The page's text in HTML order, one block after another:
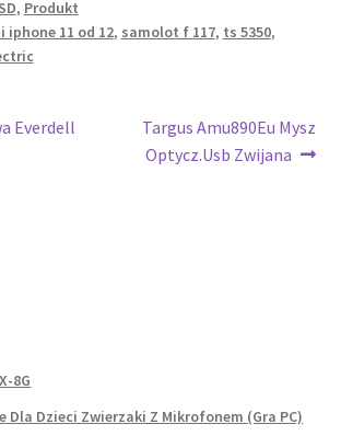
, Produkt
iphone 11 od 12, samolot f 117, ts 5350,
Everdell
Następny
wpis:
Targus Amu890Eu Mysz
Optycz.Usb Zwijana
8G
Dla Dzieci Zwierzaki Z Mikrofonem (Gra PC)